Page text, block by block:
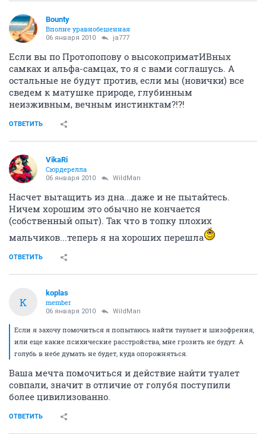
Bounty
Вполне уравнобешенная
06 января 2010 ja777
Если вы по Протопопову о высокоприматИВных
самках и альфа-самцах, то я с вами соглашусь. А
остальные не будут против, если мы (новички) все
сведем к матушке природе, глубинным
неизживным, вечным инстинктам?!?!
ОТВЕТИТЬ
VikaRi
Сюрдерелла
06 января 2010 WildMan
Насчет вытащить из дна...даже и не пытайтесь.
Ничем хорошим это обычно не кончается
(собственный опыт). Так что в топку плохих
мальчиков...теперь я на хороших перешла
ОТВЕТИТЬ
K
koplas
member
06 января 2010 WildMan
Если я захочу помочиться я попытаюсь найти таулает и шизофрения,
или еще какие психические расстройства, мне грозить не будут. А
голубь в небе думать не будет, куда опорожняться.
Ваша мечта помочиться и действие найти туалет
совпали, значит в отличие от голубя поступили
более цивилизованно.
ОТВЕТИТЬ